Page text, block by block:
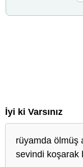
İyi ki Varsınız
rüyamda ölmüş
sevindi koşarak